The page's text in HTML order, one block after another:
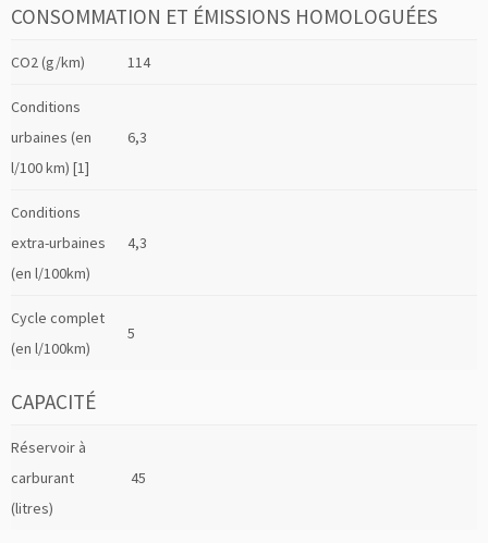
CONSOMMATION ET ÉMISSIONS HOMOLOGUÉES
CO2 (g/km) 114
Conditions
urbaines (en
l/100 km) [1]
6,3
Conditions
extra-urbaines
(en l/100km)
4,3
Cycle complet
(en l/100km)
5
CAPACITÉ
Réservoir à
carburant
(litres)
45